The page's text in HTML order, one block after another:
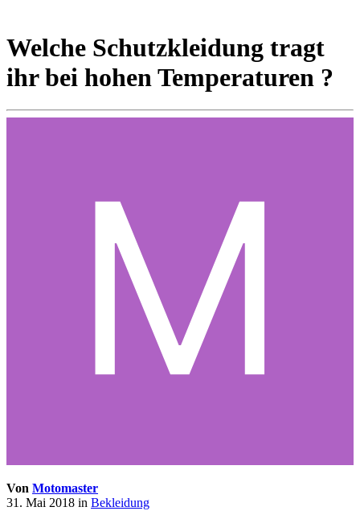
Welche Schutzkleidung tragt
ihr bei hohen Temperaturen ?
Von Motomaster
31. Mai 2018 in Bekleidung